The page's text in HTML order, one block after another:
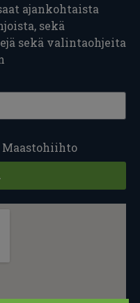
ajankohtaista
sekä
sekä valintaohjeita
Maastohiihto